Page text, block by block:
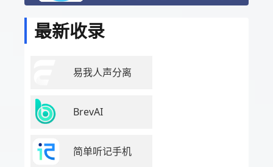
最新收录
易我人声分离
BrevAI
简单听记手机